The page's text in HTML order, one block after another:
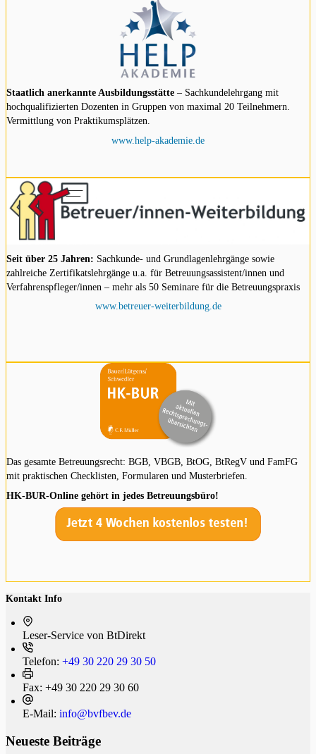
Staatlich anerkannte Ausbildungsstätte – Sachkundelehrgang mit
hochqualifizierten Dozenten in Gruppen von maximal 20 Teilnehmern.
Vermittlung von Praktikumsplätzen.
www.help-akademie.de
Seit über 25 Jahren: Sachkunde- und Grundlagenlehrgänge sowie
zahlreiche Zertifikatslehrgänge u.a. für Betreuungsassistent/innen und
Verfahrenspfleger/innen – mehr als 50 Seminare für die Betreuungspraxis
www.betreuer-weiterbildung.de
Das gesamte Betreuungsrecht: BGB, VBGB, BtOG, BtRegV und FamFG
mit praktischen Checklisten, Formularen und Musterbriefen.
HK-BUR-Online gehört in jedes Betreuungsbüro!
Kontakt Info
Leser-Service von BtDi­rekt
Telefon: +49 30 220 29 30 50
Fax: +49 30 220 29 30 60
E-Mail: info@bvfbev.de
Neueste Beiträge